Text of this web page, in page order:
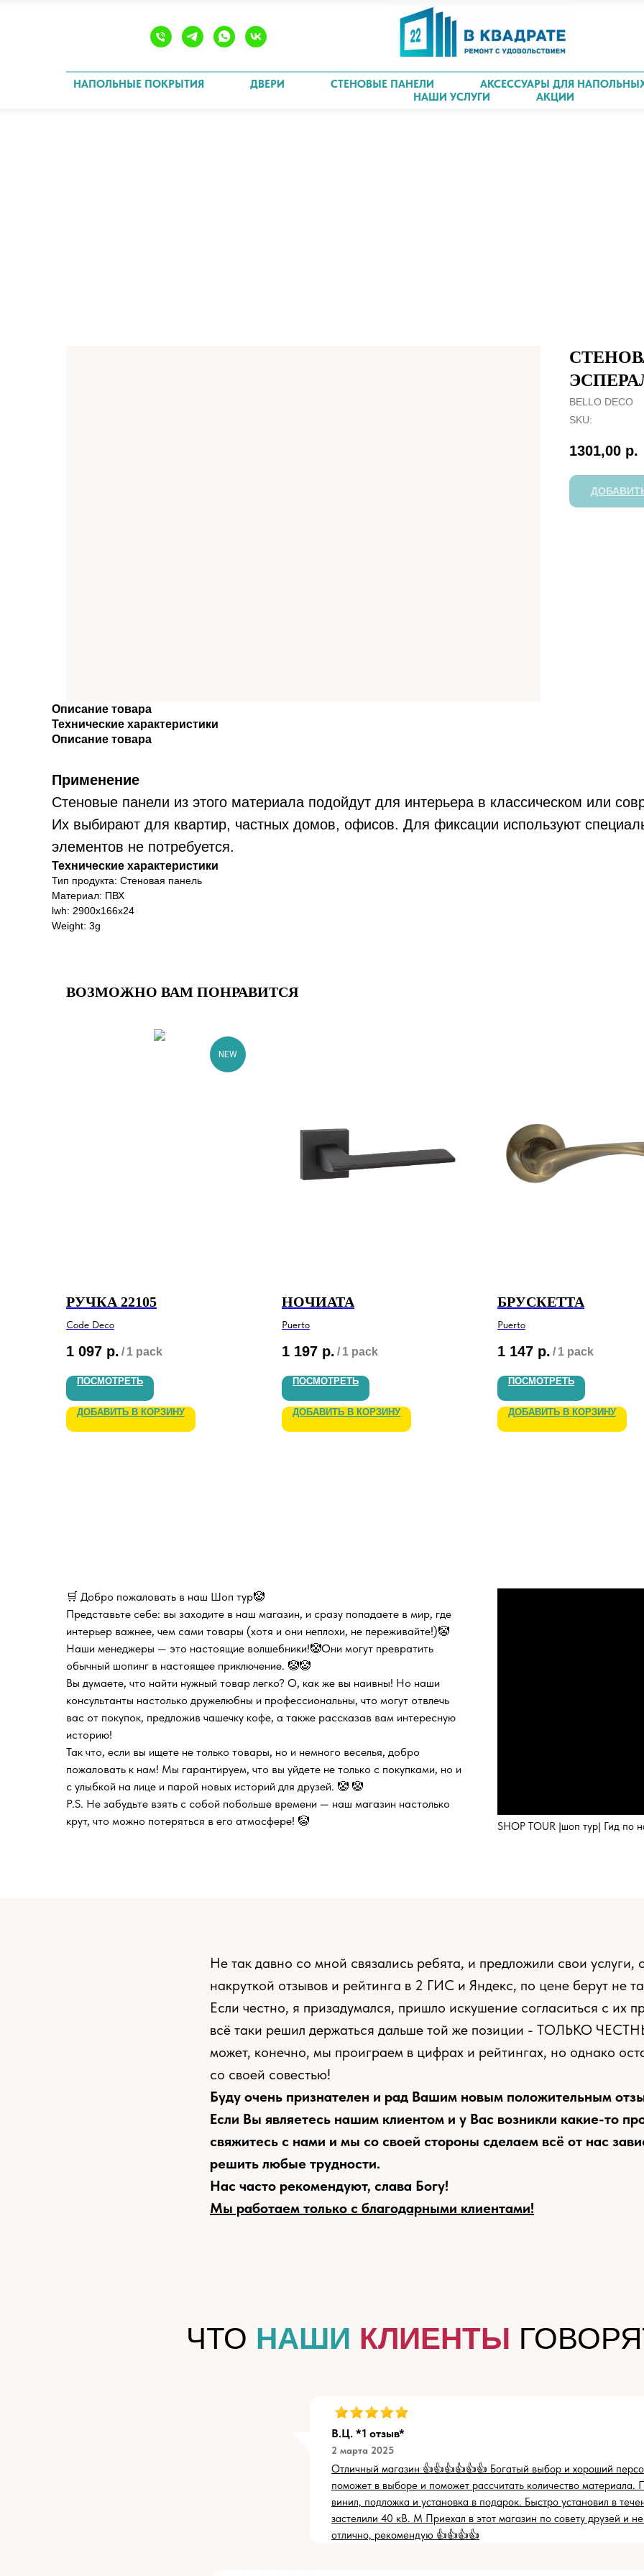
НАПОЛЬНЫЕ ПОКРЫТИЯ ДВЕРИ СТЕНОВЫЕ ПАНЕЛИ
АКСЕССУАРЫ ДЛЯ
НАШИ УСЛУГИ
АКЦИИ
BELLO DECO
SKU:
1301,00 р.
Описание товара
Технические характеристики
Описание товара
Применение
Стеновые панели из этого материала подойдут для интерьера в классическом или
Их выбирают для квартир, частных домов, офисов. Для фиксации используют
элементов не потребуется.
Технические характеристики
Тип продукта: Стеновая панель
Материал: ПВХ
lwh: 2900x166x24
Weight: 3g
ВОЗМОЖНО ВАМ ПОНРАВИТСЯ
NEW
РУЧКА 22105
Code Deco
1 097 р. / 1 pack
ПОСМОТРЕТЬ
ДОБАВИТЬ В КОРЗИНУ
НОЧИАТА
Puerto
1 197 р. / 1 pack
ПОСМОТРЕТЬ
ДОБАВИТЬ В КОРЗИНУ
БРУСКЕТТА
Puerto
1 147 р. / 1 pack
ПОСМОТРЕТЬ
ДОБАВИТЬ В КОРЗИНУ
🛒 Добро пожаловать в наш Шоп тур🤡
Представьте себе: вы заходите в наш магазин, и сразу попадаете в мир, где
интерьер важнее, чем сами товары (хотя и они неплохи, не переживайте!)🤡
Наши менеджеры — это настоящие волшебники!🤡Они могут превратить
обычный шопинг в настоящее приключение. 🤡🤡
Вы думаете, что найти нужный товар легко? О, как же вы наивны! Но наши
консультанты настолько дружелюбны и профессиональны, что могут отвлечь
вас от покупок, предложив чашечку кофе, а также рассказав вам интересную
историю!
Так что, если вы ищете не только товары, но и немного веселья, добро
пожаловать к нам! Мы гарантируем, что вы уйдете не только с покупками, но и
с улыбкой на лице и парой новых историй для друзей. 🤡 🤡
P.S. Не забудьте взять с собой побольше времени — наш магазин настолько
крут, что можно потеряться в его атмосфере! 🤡
SHOP TOUR |шоп тур| Гид по
Не так давно со мной связались ребята, и предложили свои услуги,
накруткой отзывов и рейтинга в 2 ГИС и Яндекс, по цене берут не
Если честно, я призадумался, пришло искушение согласиться с их
всё таки решил держаться дальше той же позиции - ТОЛЬКО
может, конечно, мы проиграем в цифрах и рейтингах, но однако
со своей совестью!
Буду очень признателен и рад Вашим новым положительным
Если Вы являетесь нашим клиентом и у Вас возникли какие-то
свяжитесь с нами и мы со своей стороны сделаем всё от нас
решить любые трудности.
Нас часто рекомендуют, слава Богу!
Мы работаем только с благодарными клиентами!
ЧТО НАШИ КЛИЕНТЫ
В.Ц. *1 отзыв*
Отличный магазин 👍👍👍👍👍👍 Богатый выбор и хороший
поможет в выборе и поможет рассчитать количество материала.
винил, подложка и установка в подарок. Быстро установил в
застелили 40 кВ. М Приехал в этот магазин по совету друзей и
отлично, рекомендую 👍👍👍👍
2 марта 2025